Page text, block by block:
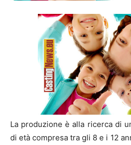
La produzione è alla ricerca di
di età compresa tra gli 8 e i 12